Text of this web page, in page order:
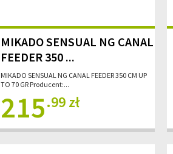
MIKADO SENSUAL NG CANAL
FEEDER 350 ...
MIKADO SENSUAL NG CANAL FEEDER 350 CM UP
TO 70 GR Producent:...
215.99 zł